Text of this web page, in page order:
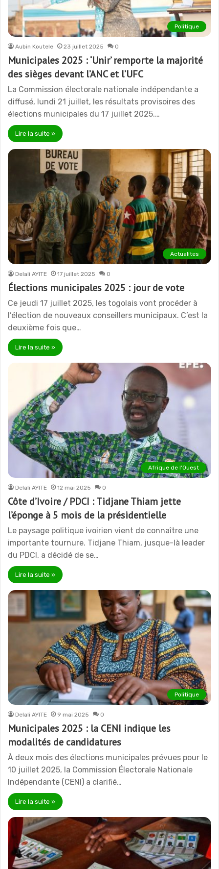
Politique
Aubin Koutele 23 juillet 2025 0
Municipales 2025 : ‘Unir’ remporte la majorité
des sièges devant l’ANC et l’UFC
La Commission électorale nationale indépendante a
diffusé, lundi 21 juillet, les résultats provisoires des
élections municipales du 17 juillet 2025.…
Lire la suite »
Actualites
Delali AYITE 17 juillet 2025 0
Élections municipales 2025 : jour de vote
Ce jeudi 17 juillet 2025, les togolais vont procéder à
l’élection de nouveaux conseillers municipaux. C’est la
deuxième fois que…
Lire la suite »
Afrique de l'Ouest
Delali AYITE 12 mai 2025 0
Côte d’Ivoire / PDCI : Tidjane Thiam jette
l’éponge à 5 mois de la présidentielle
Le paysage politique ivoirien vient de connaître une
importante tournure. Tidjane Thiam, jusque-là leader
du PDCI, a décidé de se…
Lire la suite »
Politique
Delali AYITE 9 mai 2025 0
Municipales 2025 : la CENI indique les
modalités de candidatures
À deux mois des élections municipales prévues pour le
10 juillet 2025, la Commission Électorale Nationale
Indépendante (CENI) a clarifié…
Lire la suite »